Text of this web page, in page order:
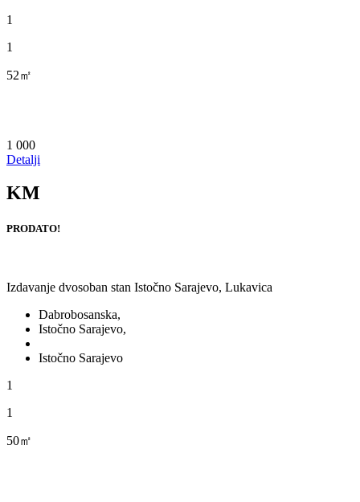
1
1
52㎡
1 000
Detalji
KM
PRODATO!
Izdavanje dvosoban stan Istočno Sarajevo, Lukavica
Dabrobosanska,
Istočno Sarajevo,
Istočno Sarajevo
1
1
50㎡